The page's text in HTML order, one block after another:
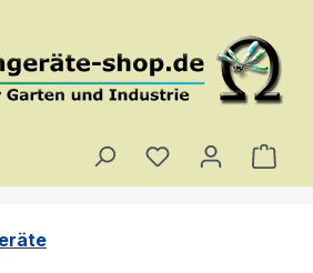
Du hast 0